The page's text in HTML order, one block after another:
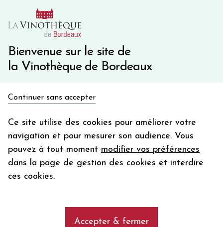
Bienvenue sur le site de
la Vinothèque de Bordeaux
Continuer sans accepter
Ce site utilise des cookies pour améliorer votre
navigation et pour mesurer son audience. Vous
pouvez à tout moment modifier vos préférences
dans la page de gestion des cookies et interdire
ces cookies.
Accepter & fermer
10€ de remise immédiate sur votre première commande
Une question ?
en bon d'achat
Votre
email
En m’abonnant, j’accepte de recevoir la newsletter de la